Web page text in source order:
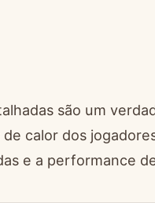
são um
de calor dos
e a performance